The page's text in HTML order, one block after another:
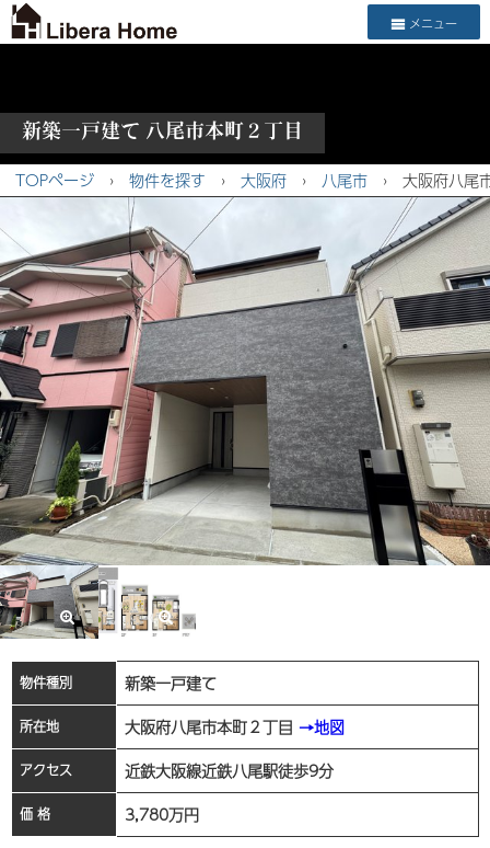
メニュー
新築一戸建て 八尾市本町２丁目
TOPページ › 物件を探す › 大阪府 › 八尾市 › 大阪府八尾
物件種別 新築一戸建て
所在地 大阪府八尾市本町２丁目 →地図
アクセス 近鉄大阪線近鉄八尾駅徒歩9分
価 格 3,780万円